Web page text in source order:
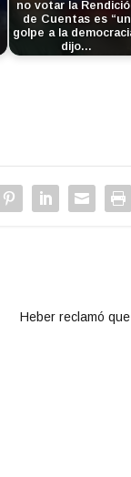
no votar la
de Cuentas es “un
golpe a la
dijo…
Heber reclamó